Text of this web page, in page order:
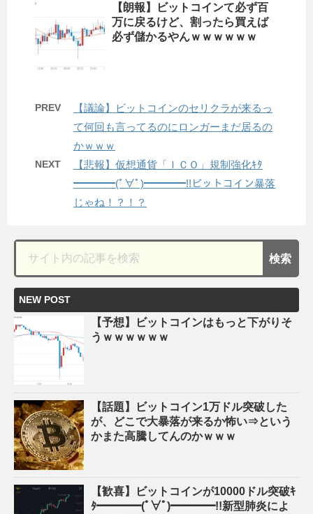
【朗報】ビットコインて必ず百
万に戻るけど、割ったら買えば
必ず儲かるやんｗｗｗｗｗｗ
PREV
【議論】ビットコインのセリクラが来るっ
て何回も言ってるのにロンガーまだ居るの
かｗｗｗ
NEXT
【悲報】仮想通貨「ＩＣＯ」規制強化ｷﾀ
━━━━(ﾟ∀ﾟ)━━━━!!ビットコイン暴落
じゃね！？！？
NEW POST
【予想】ビットコインはもっと下がりそ
うｗｗｗｗｗｗ
【話題】ビットコイン1万ドル突破した
が、どこで大暴落が来るか怖い⇒という
かまた高騰してんのかｗｗｗ
【歓喜】ビットコインが10000ドル突破ｷ
ﾀ━━━━(ﾟ∀ﾟ)━━━━!!新型肺炎によ